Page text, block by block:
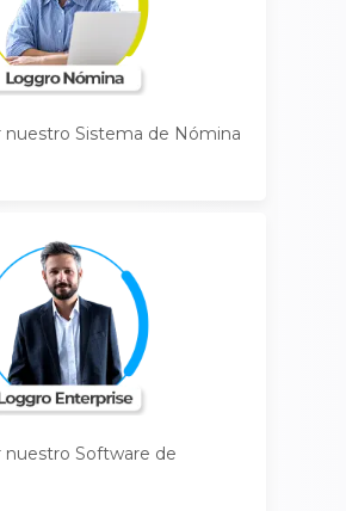
nuestro Sistema de Nómina
nuestro Software de